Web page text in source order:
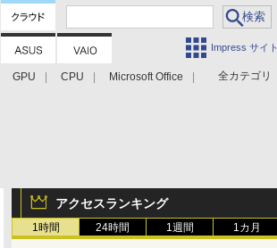
Impress サイト
全カテゴリ
GPU CPU
Microsoft Office
アクセスランキング
1時間 24時間 1週間 1カ月